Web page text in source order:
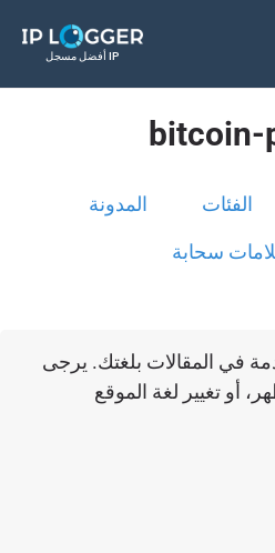
أفضل مسجل IP
bitcoin-
المدونة الفئات
سحابة